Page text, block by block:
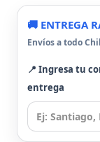
🚚 ENTREGA
Envíos a todo
📍 Ingresa tu
entrega